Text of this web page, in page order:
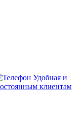
Удобная и
клиентам